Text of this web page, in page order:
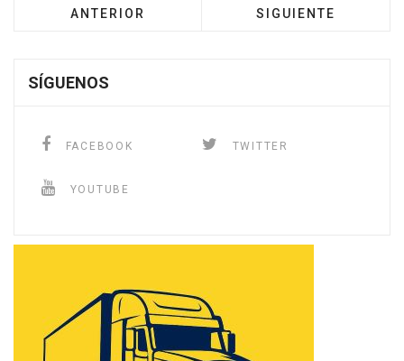
ANTERIOR SIGUIENTE
SÍGUENOS
FACEBOOK TWITTER
YOUTUBE